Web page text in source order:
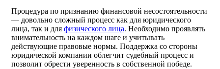
Процедура по признанию финансовой несостоятельности
— довольно сложный процесс как для юридического
лица, так и для физического лица. Необходимо проявлять
внимательность на каждом шаге и учитывать
действующие правовые нормы. Поддержка со стороны
юридической компании облегчит судебный процесс и
позволит обрести уверенность в собственной победе.